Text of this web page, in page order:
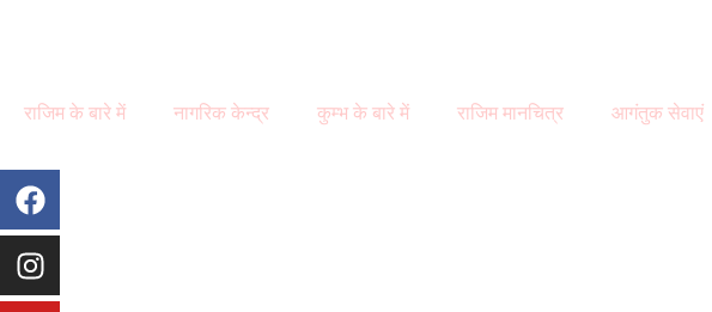
राजिम के बारे में नागरिक केन्द्र कुम्भ के बारे में राजिम मानचित्र आगंतुक सेवाएं